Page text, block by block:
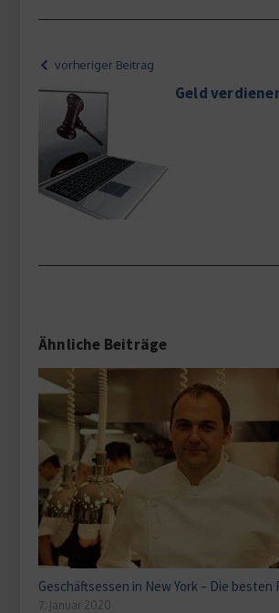
vorheriger Beitrag
Geld
Ähnliche Beiträge
Geschäftsessen in New York – Die besten
7. Januar 2020